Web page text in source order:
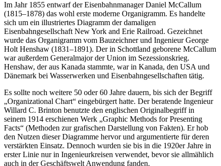
Im Jahr 1855 entwarf der Eisenbahnmanager Daniel McCallum
(1815–1878) das wohl erste moderne Organigramm. Es handelte
sich um ein illustriertes Diagramm der damaligen
Eisenbahngesellschaft New York and Erie Railroad. Gezeichnet
wurde das Organigramm vom Bauzeichner und Ingenieur George
Holt Henshaw (1831–1891). Der in Schottland geborene McCallum
war außerdem Generalmajor der Union im Sezessionskrieg.
Henshaw, der aus Kanada stammte, war in Kanada, den USA und
Dänemark bei Wasserwerken und Eisenbahngesellschaften tätig.
Es sollte noch weitere 50 oder 60 Jahre dauern, bis sich der Begriff
„Organizational Chart“ eingebürgert hatte. Der beratende Ingenieur
Willard C. Brinton benutzte den englischen Originalbegriff in
seinem 1914 erschienen Werk „Graphic Methods for Presenting
Facts“ (Methoden zur grafischen Darstellung von Fakten). Er hob
den Nutzen dieser Diagramme hervor und argumentierte für deren
verstärkten Einsatz. Dennoch wurden sie bis in die 1920er Jahre in
erster Linie nur in Ingenieurkreisen verwendet, bevor sie allmählich
auch in der Geschäftswelt Anwendung fanden.